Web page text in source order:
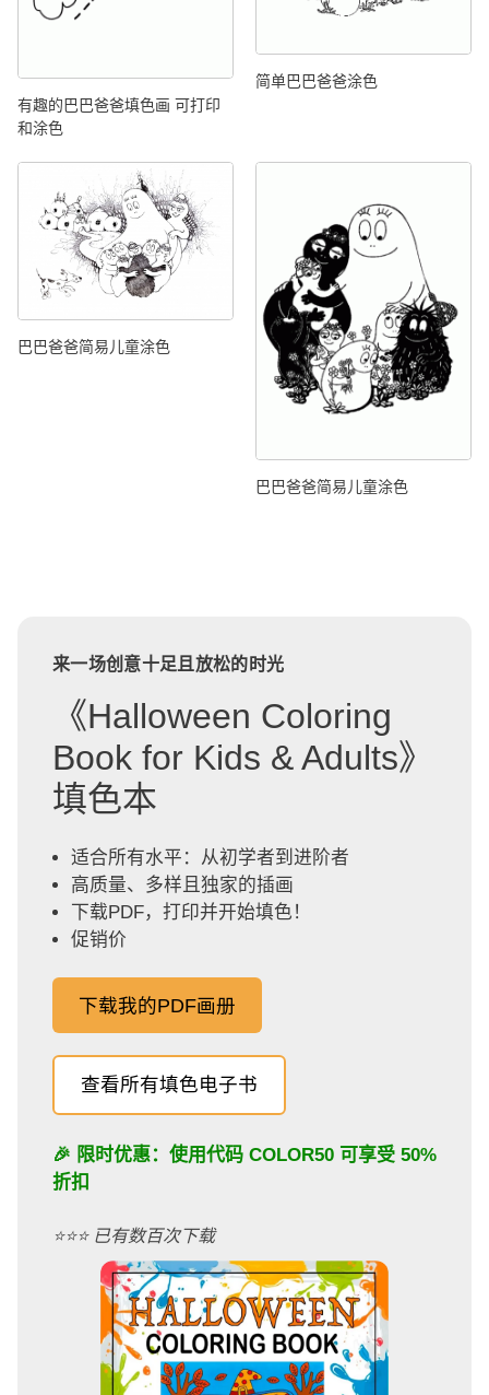
有趣的巴巴爸爸填色画 可打印
和涂色
简单巴巴爸爸涂色
巴巴爸爸简易儿童涂色
巴巴爸爸简易儿童涂色
来一场创意十足且放松的时光
《Halloween Coloring
Book for Kids & Adults》
填色本
适合所有水平：从初学者到进阶者
高质量、多样且独家的插画
下载PDF，打印并开始填色！
促销价
下载我的PDF画册
查看所有填色电子书
🎉 限时优惠：使用代码 COLOR50 可享受 50%
折扣
⭐️⭐️⭐️ 已有数百次下载